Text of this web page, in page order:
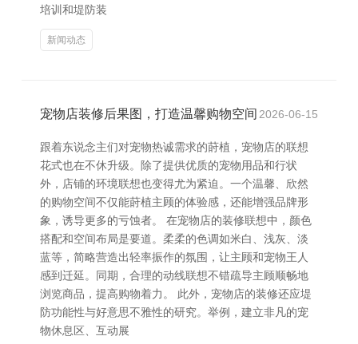
培训和堤防装
新闻动态
宠物店装修后果图，打造温馨购物空间 2026-06-15
跟着东说念主们对宠物热诚需求的莳植，宠物店的联想
花式也在不休升级。除了提供优质的宠物用品和行状
外，店铺的环境联想也变得尤为紧迫。一个温馨、欣然
的购物空间不仅能莳植主顾的体验感，还能增强品牌形
象，诱导更多的亏蚀者。 在宠物店的装修联想中，颜色
搭配和空间布局是要道。柔柔的色调如米白、浅灰、淡
蓝等，简略营造出轻率振作的氛围，让主顾和宠物王人
感到迁延。同期，合理的动线联想不错疏导主顾顺畅地
浏览商品，提高购物着力。 此外，宠物店的装修还应堤
防功能性与好意思不雅性的研究。举例，建立非凡的宠
物休息区、互动展